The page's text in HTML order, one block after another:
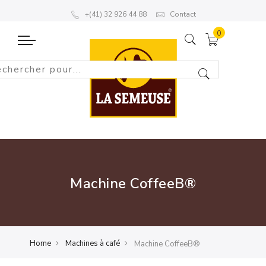
+(41) 32 926 44 88 Contact
Machine CoffeeB®
Home Machines à café Machine CoffeeB®